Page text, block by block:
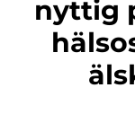
nyttig